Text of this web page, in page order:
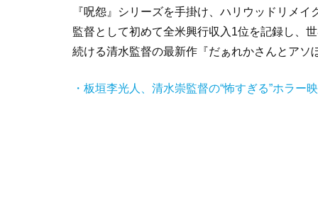
『呪怨』シリーズを手掛け、ハリウッドリメ
監督として初めて全米興行収入1位を記録し、
続ける清水監督の最新作『だぁれかさんとアソ
・板垣李光人、清水崇監督の“怖すぎる”ホラー